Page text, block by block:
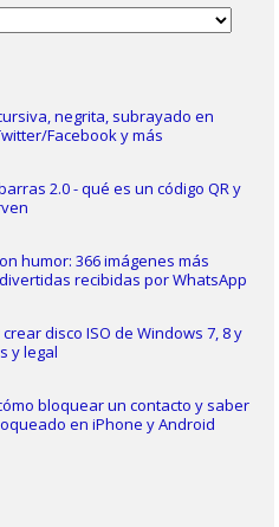
negrita, subrayado en
Facebook y más
2.0 - qué es un código QR y
humor: 366 imágenes más
recibidas por WhatsApp
disco ISO de Windows 7, 8 y
y legal
bloquear un contacto y saber
en iPhone y Android